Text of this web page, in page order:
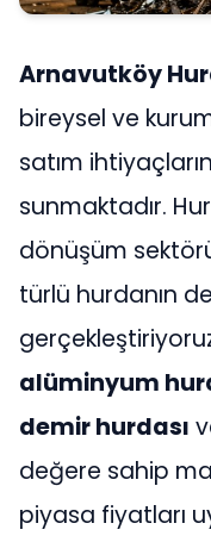
Arnavutköy
bireysel ve
satım
sunmaktadır.
dönüşüm
türlü hurdanın
alüminyum
demir hurdası
değere sahip
piyasa fiyatları